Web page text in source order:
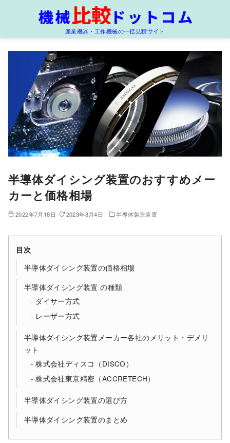
産業機器・工作機械の一括見積サイト
半導体ダイシング装置のおすすめメー
カーと価格相場
2022年7月18日 2023年8月4日 半導体製造装置
目次
半導体ダイシング装置の価格相場
半導体ダイシング装置 の種類
ダイサー方式
レーザー方式
半導体ダイシング装置メーカー各社のメリット・デメリ
ット
株式会社ディスコ（DISCO）
株式会社東京精密（ACCRETECH）
半導体ダイシング装置の選び方
半導体ダイシング装置のまとめ